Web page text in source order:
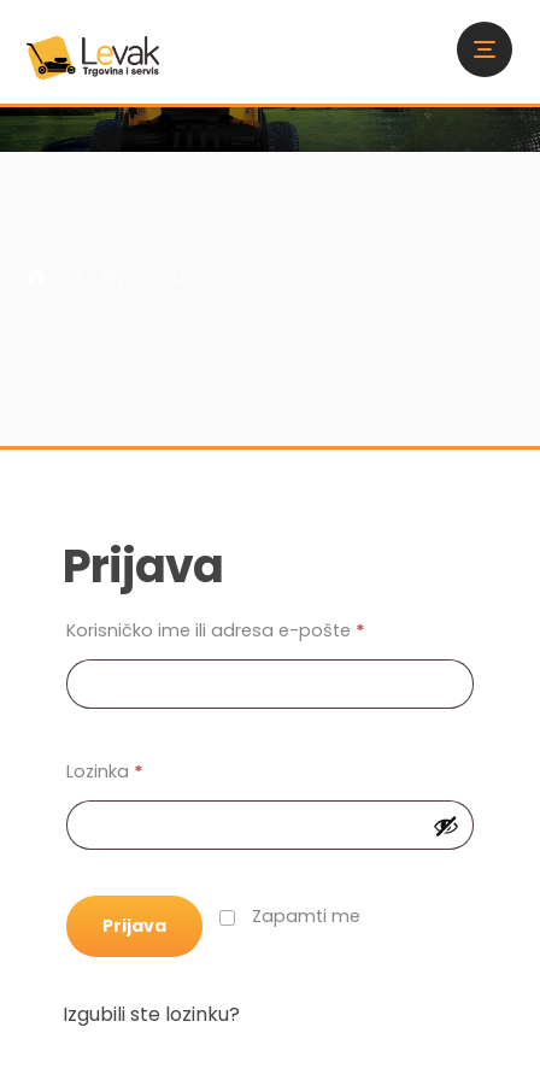
Prijava
Korisničko ime ili adresa e-pošte *
Lozinka *
Zapamti me
Prijava
Izgubili ste lozinku?